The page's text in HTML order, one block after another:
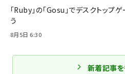
「Ruby」の「Gosu」でデスクトップ
う
8月5日 6:30
新着記事を